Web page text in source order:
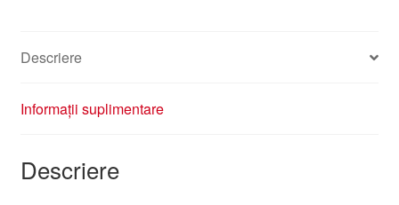
Descriere
Informații suplimentare
Descriere